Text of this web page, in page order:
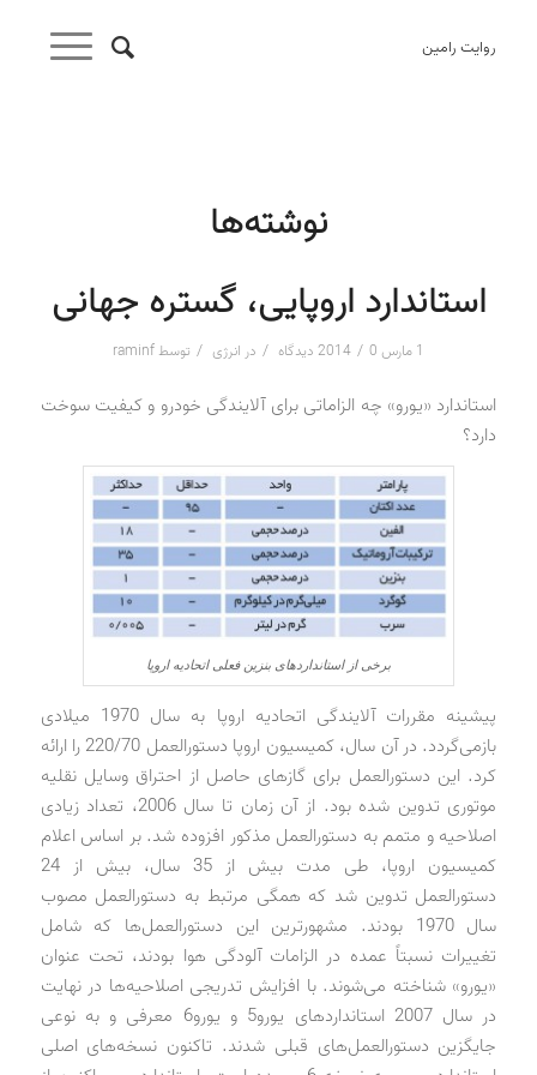
روایت رامین
نوشته‌ها
استاندارد اروپایی، گستره جهانی
1 مارس 2014 / 0 دیدگاه / در انرژی / توسط raminf
استاندارد «یورو» چه الزاماتی برای آلایندگی خودرو و کیفیت سوخت
دارد؟
برخی از استانداردهای بنزین فعلی اتحادیه اروپا
پیشینه مقررات آلایندگی اتحادیه اروپا به سال 1970 میلادی
بازمی‌گردد. در آن سال، کمیسیون اروپا دستورالعمل 220/70 را ارائه
کرد. این دستورالعمل برای گازهای حاصل از احتراق وسایل نقلیه
موتوری تدوین شده بود. از آن زمان تا سال 2006، تعداد زیادی
اصلاحیه و متمم به دستورالعمل مذکور افزوده شد. بر اساس اعلام
کمیسیون اروپا، طی مدت بیش از 35 سال، بیش از 24
دستورالعمل تدوین شد که همگی مرتبط به دستورالعمل مصوب
سال 1970 بودند. مشهورترین این دستورالعمل‌ها که شامل
تغییرات نسبتاً عمده در الزامات آلودگی هوا بودند، تحت عنوان
«یورو» شناخته می‌شوند. با افزایش تدریجی اصلاحیه‌ها در نهایت
در سال 2007 استانداردهای یورو5 و یورو6 معرفی و به نوعی
جایگزین دستورالعمل‌های قبلی شدند. تاکنون نسخه‌های اصلی